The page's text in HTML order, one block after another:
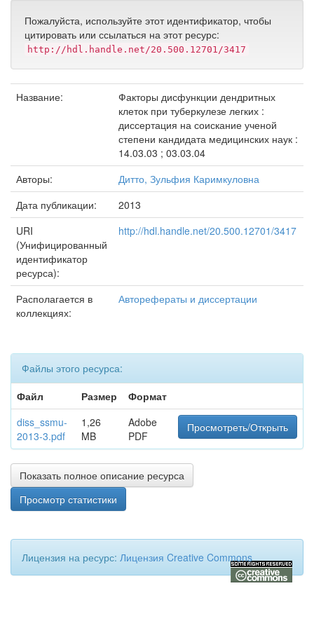
Пожалуйста, используйте этот идентификатор, чтобы
цитировать или ссылаться на этот ресурс:
http://hdl.handle.net/20.500.12701/3417
Название:
Факторы дисфункции дендритных
клеток при туберкулезе легких :
диссертация на соискание ученой
степени кандидата медицинских наук :
14.03.03 ; 03.03.04
Авторы:
Дитто, Зульфия Каримкуловна
Дата публикации:
2013
URI
(Унифицированный
идентификатор
ресурса):
http://hdl.handle.net/20.500.12701/3417
Располагается в
коллекциях:
Авторефераты и диссертации
Файлы этого ресурса:
Файл
Размер
Формат
diss_ssmu-
2013-3.pdf
1,26
MB
Adobe
PDF
Просмотреть/Открыть
Показать полное описание ресурса
Просмотр статистики
Лицензия на ресурс: Лицензия Creative Commons